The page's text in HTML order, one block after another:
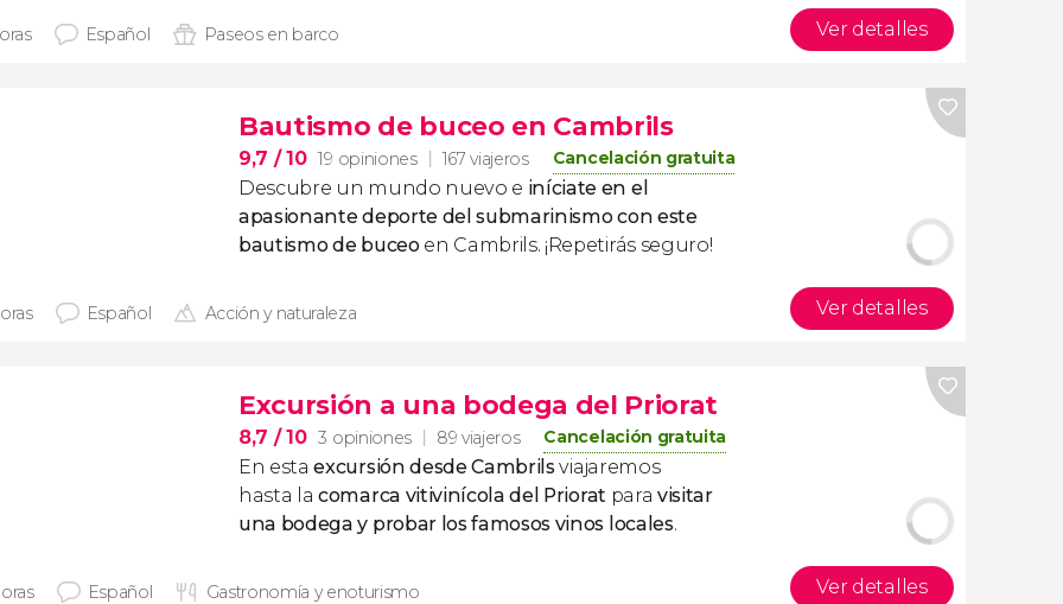
Español Paseos en barco Ver detalles
Bautismo de buceo en Cambrils
9,7 / 10 19 opiniones 167 viajeros Cancelación gratuita
Descubre un mundo nuevo e iníciate en el
apasionante deporte del submarinismo con este
bautismo de buceoen Cambrils. ¡Repetirás seguro!
Español Acción y naturaleza Ver detalles
Excursión a una bodega del Priorat
8,7 / 10 3 opiniones 89 viajeros Cancelación gratuita
En estaexcursión desde Cambrilsviajaremos
hasta la comarca vitivinícola del Priorat para visitar
una bodega y probar los famosos vinos locales.
Español Gastronomía y enoturismo Ver detalles